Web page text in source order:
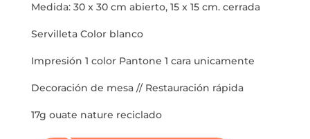
Medida: 30 x 30 cm abierto, 15 x 15 cm. cerrada
Servilleta Color blanco
Impresión 1 color Pantone 1 cara unicamente
Decoración de mesa // Restauración rápida
17g ouate nature reciclado